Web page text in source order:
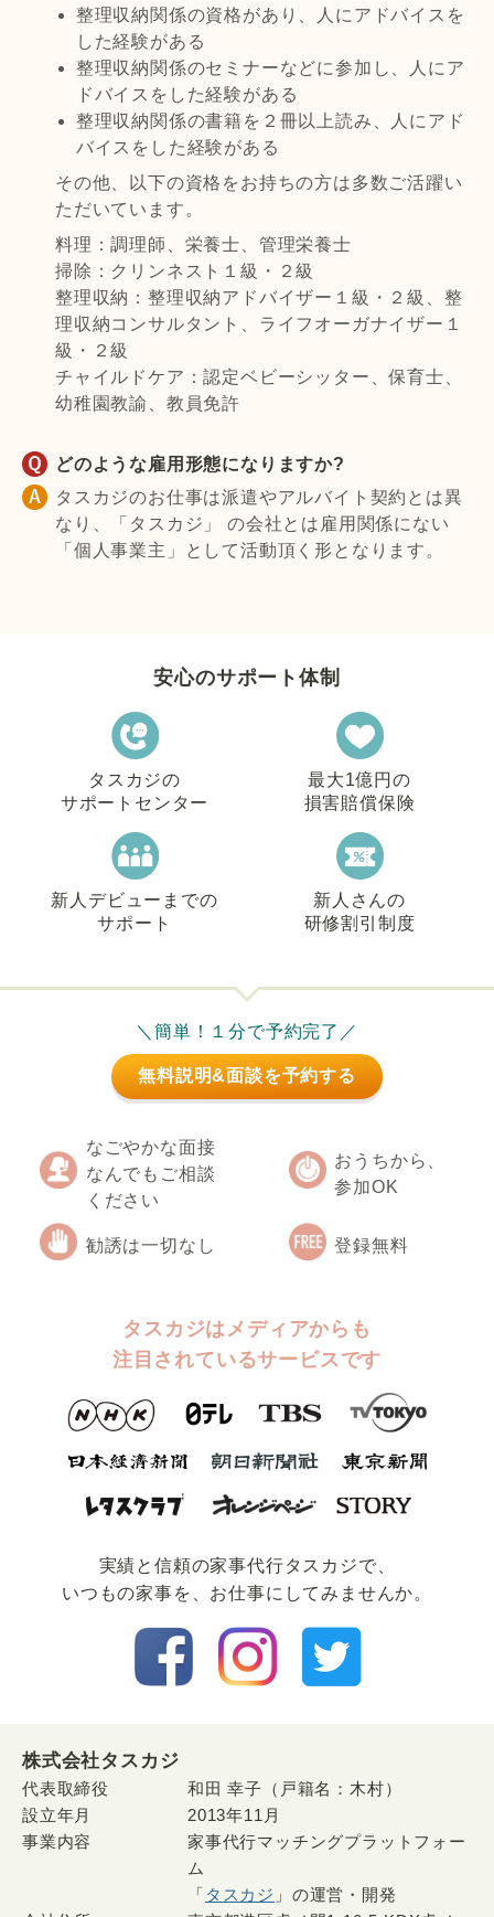
整理収納関係の資格があり、人にアドバイスを
した経験がある
整理収納関係のセミナーなどに参加し、人にア
ドバイスをした経験がある
整理収納関係の書籍を２冊以上読み、人にアド
バイスをした経験がある
その他、以下の資格をお持ちの方は多数ご活躍い
ただいています。
料理：調理師、栄養士、管理栄養士
掃除：クリンネスト１級・２級
整理収納：整理収納アドバイザー１級・２級、整
理収納コンサルタント、ライフオーガナイザー１
級・２級
チャイルドケア：認定ベビーシッター、保育士、
幼稚園教諭、教員免許
どのような雇用形態になりますか?
タスカジのお仕事は派遣やアルバイト契約とは異
なり、「タスカジ」 の会社とは雇用関係にない
「個人事業主」として活動頂く形となります。
安心のサポート体制
タスカジの
サポートセンター
最大1億円の
損害賠償保険
新人デビューまでの
サポート
新人さんの
研修割引制度
＼簡単！１分で予約完了／
無料説明&面談を予約する
なごやかな面接
なんでもご相談
ください
おうちから、
参加OK
勧誘は一切なし 登録無料
タスカジはメディアからも
注目されているサービスです
実績と信頼の家事代⾏タスカジで、
いつもの家事を、お仕事にしてみませんか。
株式会社タスカジ
代表取締役
和田 幸子（戸籍名：木村）
設立年月
2013年11月
事業内容
家事代行マッチングプラットフォー
ム
「 タスカジ 」の運営・開発